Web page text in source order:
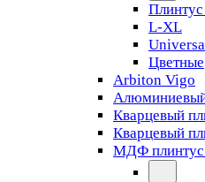
L-XL
Цветные
Arbiton Vigo
Кварцевый
Кварцевый
МДФ